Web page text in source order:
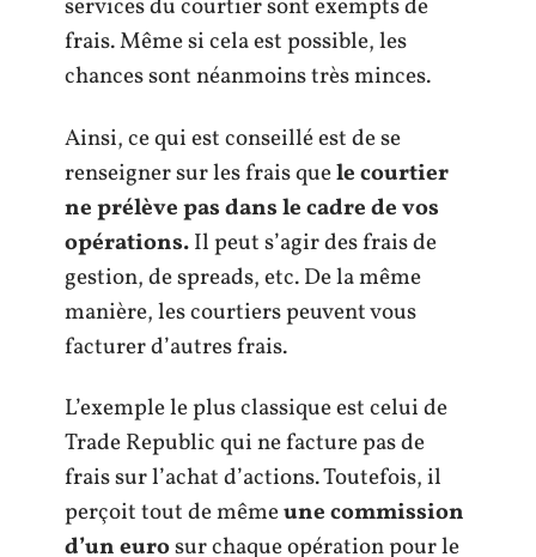
services du courtier sont exempts de
frais. Même si cela est possible, les
chances sont néanmoins très minces.
Ainsi, ce qui est conseillé est de se
renseigner sur les frais quele courtier
ne prélève pas dans le cadre de vos
opérations.Il peut s’agir des frais de
gestion, de spreads, etc. De la même
manière, les courtiers peuvent vous
facturer d’autres frais.
L’exemple le plus classique est celui de
Trade Republic qui ne facture pas de
frais sur l’achat d’actions. Toutefois, il
perçoit tout de mêmeune commission
d’un eurosur chaque opération pour le